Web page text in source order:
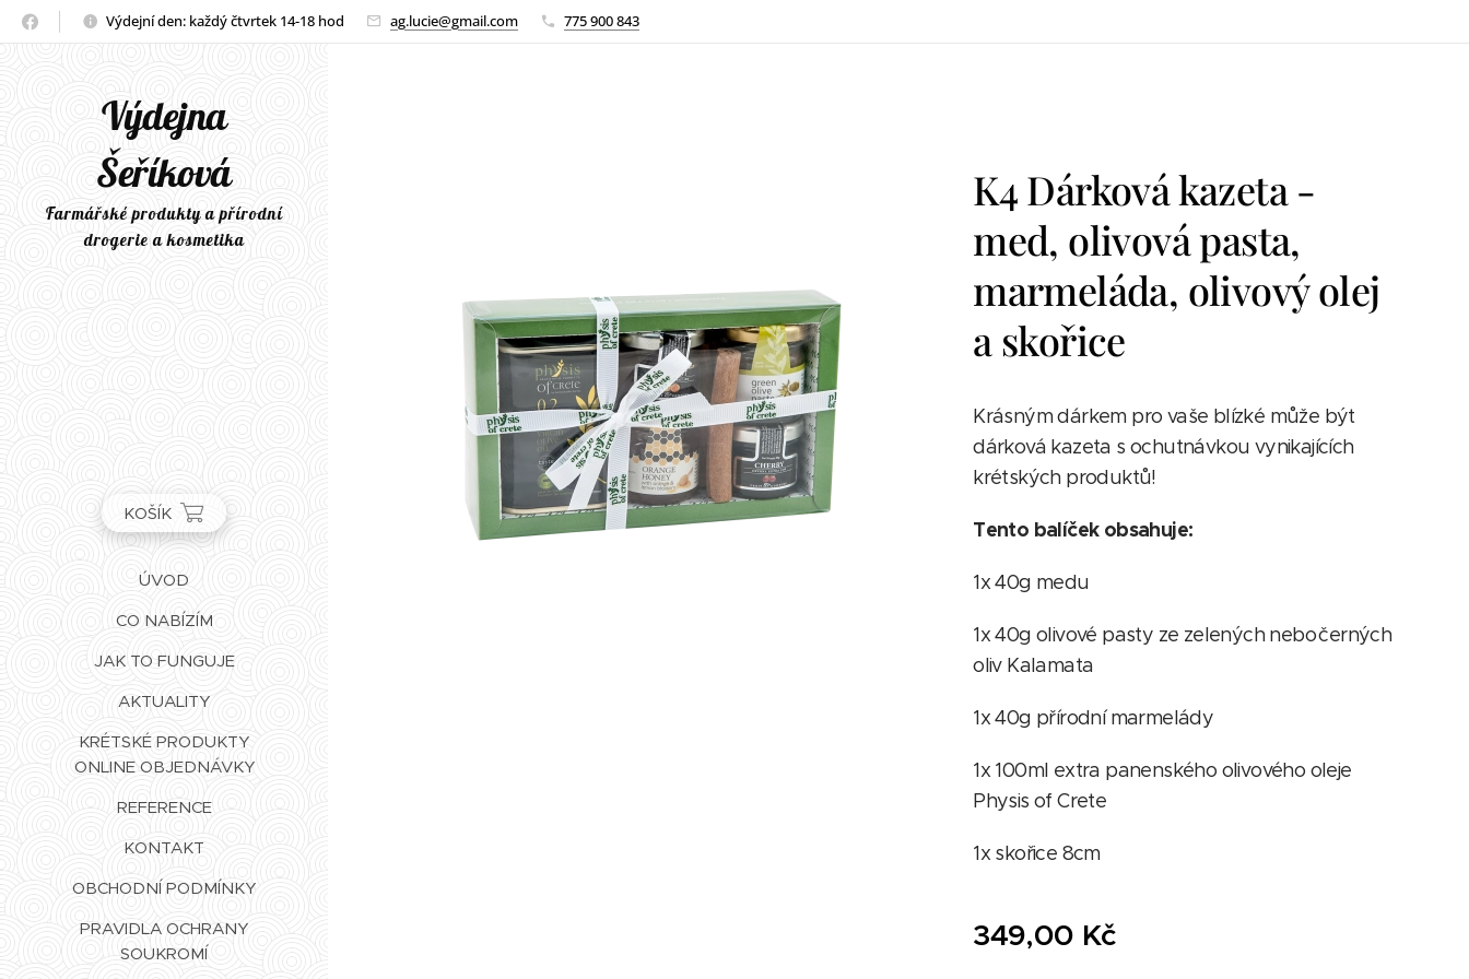
Výdejní den: každý čtvrtek 14-18 hod ag.lucie@gmail.com 775 900 843
Výdejna
Šeříková
Farmářské produkty a přírodní
drogerie a kosmetika
KOŠÍK
ÚVOD
CO NABÍZÍM
JAK TO FUNGUJE
AKTUALITY
KRÉTSKÉ PRODUKTY
ONLINE OBJEDNÁVKY
REFERENCE
KONTAKT
OBCHODNÍ PODMÍNKY
PRAVIDLA OCHRANY
SOUKROMÍ
K4 Dárková kazeta -
med, olivová pasta,
marmeláda, olivový olej
a skořice
Krásným dárkem pro vaše blízké může být
dárková kazeta s ochutnávkou vynikajících
krétských produktů!
Tento balíček obsahuje:
1x 40g medu
1x 40g olivové pasty ze zelených nebo černých
oliv Kalamata
1x 40g přírodní marmelády
1x 100ml extra panenského olivového oleje
Physis of Crete
1x skořice 8cm
349,00 Kč